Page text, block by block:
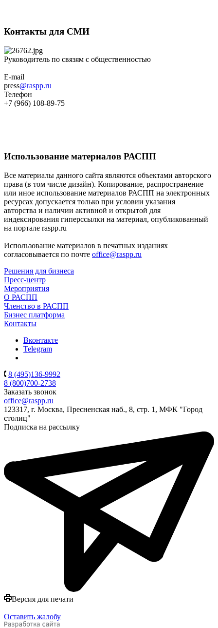
Контакты для СМИ
Руководитель по связям с общественностью
E-mail
press@raspp.ru
Телефон
+7 (966) 108-89-75
Использование материалов РАСПП
Все материалы данного сайта являются объектами авторского
права (в том числе дизайн). Копирование, распространение
или иное использование материалов РАСПП на электронных
ресурсах допускается только при условии указания
авторства и наличии активной и открытой для
индексирования гиперссылки на материал, опубликованный
на портале raspp.ru
Использование материалов в печатных изданиях
согласовывается по почте office@raspp.ru
Решения для бизнеса
Пресс-центр
Мероприятия
О РАСПП
Членство в РАСПП
Бизнес платформа
Контакты
Вконтакте
Telegram
8 (495)136-9992
8 (800)700-2738
Заказать звонок
office@raspp.ru
123317, г. Москва, Пресненская наб., 8, стр. 1, МФК "Город
столиц"
Подписка на рассылку
Версия для печати
Оставить жалобу